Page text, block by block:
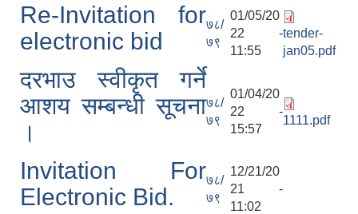
Re-Invitation for
electronic bid
७८/
७९
01/05/20
22 -
11:55
tender-
jan05.pdf
दरभाउ स्वीकृत गर्ने
आशय सम्बन्धी सूचना
।
७८/
७९
01/04/20
22 -
15:57
1111.pdf
Invitation For
Electronic Bid.
७८/
७९
12/21/20
21 -
11:02